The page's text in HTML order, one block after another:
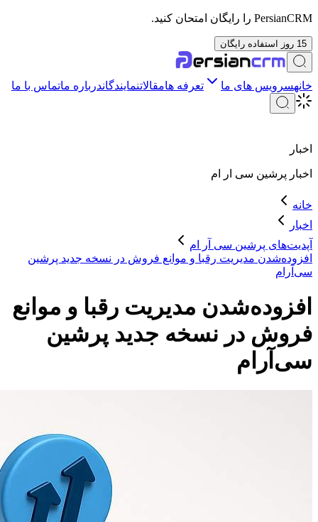
PersianCRM را رایگان امتحان کنید.
15 روز استفاده رایگان
خانهسرویس های ما تعرفه هامقالاتنمایندگاندرباره ماتماس با ما
اخبار
اخبار پرشین سی ار ام
خانه
اخبار
آپدیت‌های پرشین سی آر ام
افزوده‌شدن مدیریت رقبا و موانع فروش در نسخه جدید پرشین
سی‌آر‌ام
افزوده‌شدن مدیریت رقبا و موانع
فروش در نسخه جدید پرشین
سی‌آر‌ام